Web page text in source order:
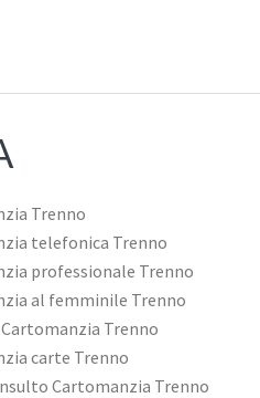
Trenno
telefonica Trenno
professionale Trenno
al femminile Trenno
Trenno
carte Trenno
Cartomanzia Trenno